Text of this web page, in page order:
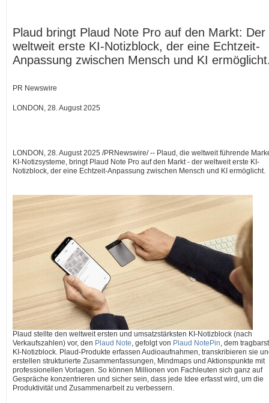
Plaud bringt Plaud Note Pro auf den Markt: Der
weltweit erste KI-Notizblock, der eine Echtzeit-
Anpassung zwischen Mensch und KI
PR Newswire
LONDON, 28. August 2025
LONDON , 28.August 2025 /PRNewswire/ -- Plaud, die weltweit führende
KI-Notizsysteme, bringt Plaud Note Pro auf den Markt - der weltweit erste KI-
Notizblock, der eine Echtzeit-Anpassung zwischen Mensch und KI ermöglicht.
Plaud stellte den weltweit ersten und umsatzstärksten KI-Notizblock (nach
Verkaufszahlen) vor, den Plaud Note, gefolgt von Plaud NotePin, dem
KI-Notizblock. Plaud-Produkte erfassen Audioaufnahmen, transkribieren sie
erstellen strukturierte Zusammenfassungen, Mindmaps und Aktionspunkte mit
professionellen Vorlagen. So können Millionen von Fachleuten sich ganz auf
Gespräche konzentrieren und sicher sein, dass jede Idee erfasst wird, um die
Produktivität und Zusammenarbeit zu verbessern.